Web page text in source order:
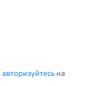
авторизуйтесь на